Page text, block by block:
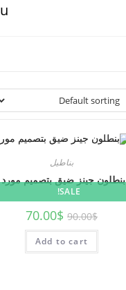
SALE!
بناطيل
بنطلون جينز ضيق بتصميم
90.00$
70.00$
Add to cart